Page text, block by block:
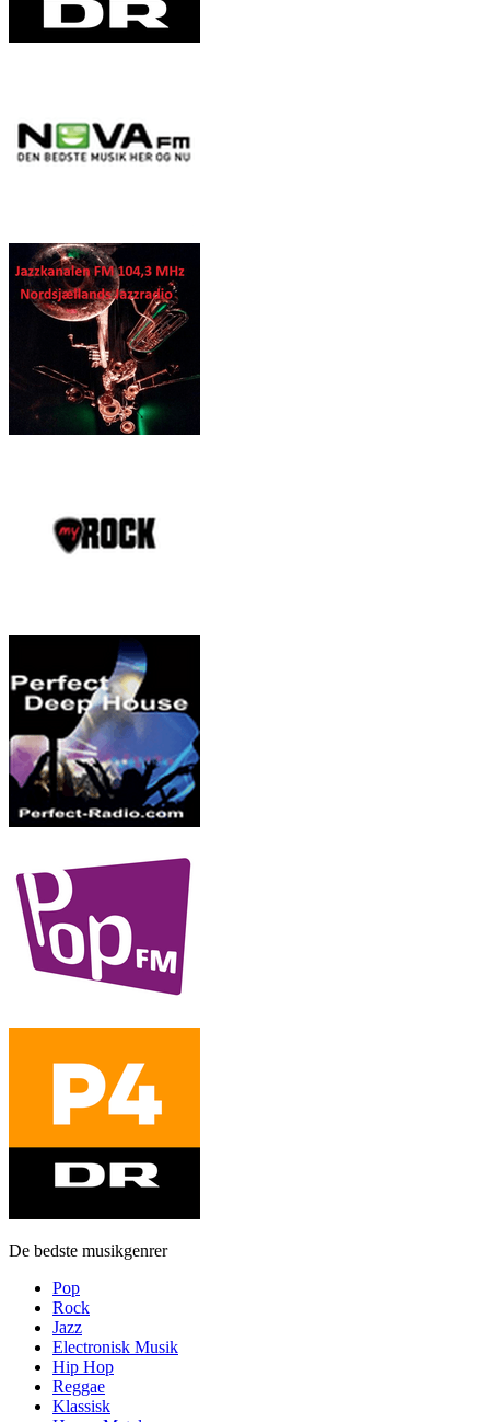
De bedste musikgenrer
Pop
Rock
Jazz
Electronisk Musik
Hip Hop
Reggae
Klassisk